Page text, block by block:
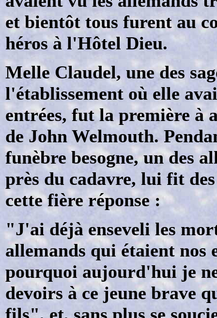
et bientôt tous furent au
héros à l'Hôtel Dieu.
Melle Claudel, une des
l'établissement où elle
entrées, fut la première
de John Welmouth.
funèbre besogne, un des
près du cadavre, lui fit
cette fière réponse :
"J'ai déjà enseveli les
allemands qui étaient nos
pourquoi aujourd'hui je
devoirs à ce jeune brave